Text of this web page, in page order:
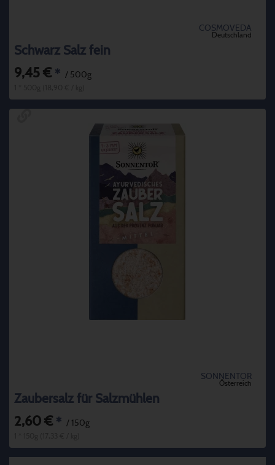
COSMOVEDA
Deutschland
Schwarz Salz fein
9,45 € * / 500g
SONNENTOR
Österreich
Zaubersalz für Salzmühlen
2,60 € * / 150g